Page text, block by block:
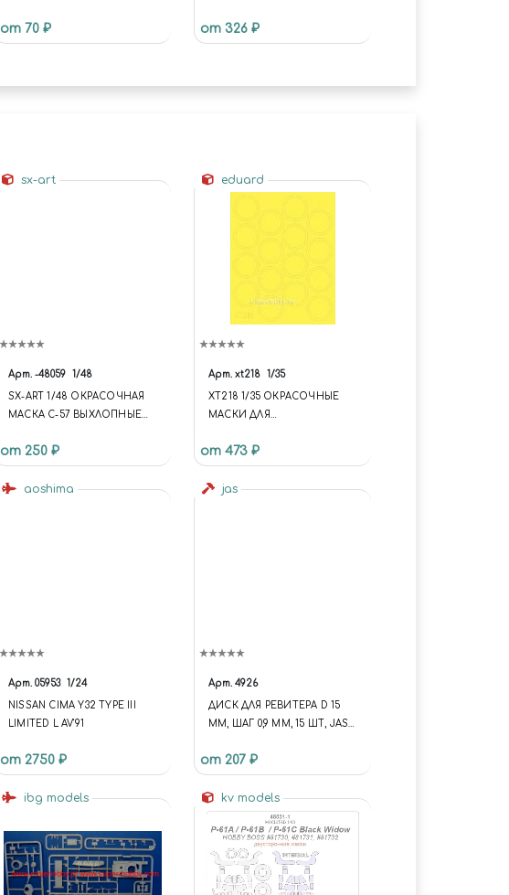
от 70 ₽ от 326 ₽
sx-art
Арт. -48059 1/48
SX-ART 1/48 ОКРАСОЧНАЯ
МАСКА C-57 ВЫХЛОПНЫЕ
от 250 ₽
eduard
Арт. xt218 1/35
XT218 1/35 ОКРАСОЧНЫЕ
МАСКИ ДЛЯ
AUSF. E/F
от 473 ₽
aoshima
Арт. 05953 1/24
NISSAN CIMA Y32 TYPE III
LIMITED L AV'91
от 2750 ₽
jas
Арт. 4926
ДИСК ДЛЯ РЕВИТЕРА D 15
ММ, ШАГ 0,9 ММ, 15 ШТ, JAS
от 207 ₽
ibg models kv models